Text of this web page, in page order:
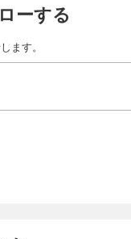
ーする
ます。